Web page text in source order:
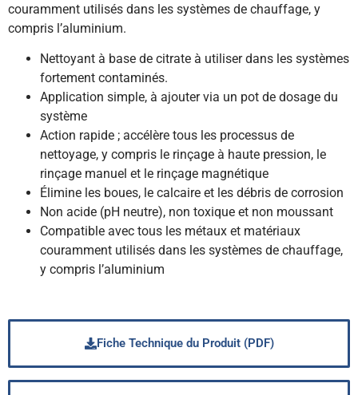
couramment utilisés dans les systèmes de chauffage, y
compris l’aluminium.
Nettoyant à base de citrate à utiliser dans les systèmes
fortement contaminés.
Application simple, à ajouter via un pot de dosage du
système
Action rapide ; accélère tous les processus de
nettoyage, y compris le rinçage à haute pression, le
rinçage manuel et le rinçage magnétique
Élimine les boues, le calcaire et les débris de corrosion
Non acide (pH neutre), non toxique et non moussant
Compatible avec tous les métaux et matériaux
couramment utilisés dans les systèmes de chauffage,
y compris l’aluminium
Fiche Technique du Produit (PDF)